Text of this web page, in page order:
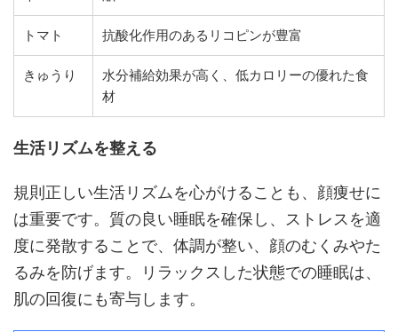
トマト 抗酸化作用のあるリコピンが豊富
きゅうり
水分補給効果が高く、低カロリーの優れた食
材
生活リズムを整える
規則正しい生活リズムを心がけることも、顔痩せに
は重要です。質の良い睡眠を確保し、ストレスを適
度に発散することで、体調が整い、顔のむくみやた
るみを防げます。リラックスした状態での睡眠は、
肌の回復にも寄与します。